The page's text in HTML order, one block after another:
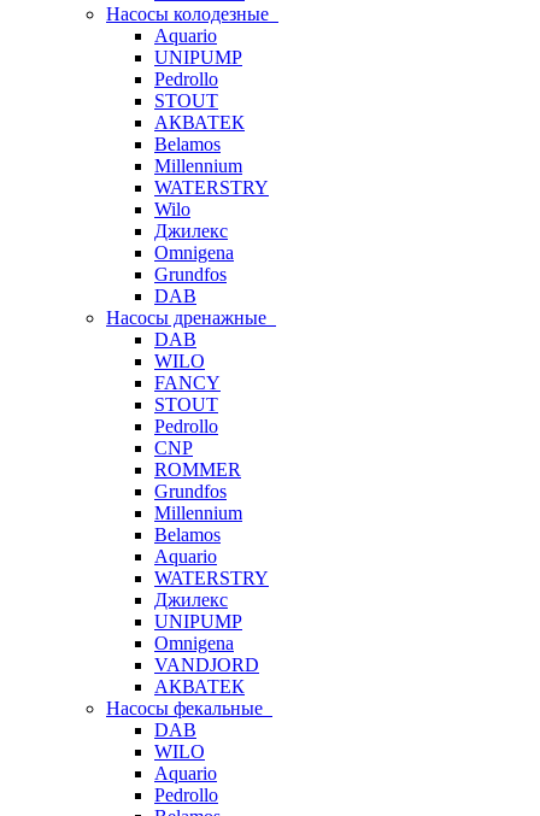
Насосы колодезные
Aquario
UNIPUMP
Pedrollo
STOUT
АКВАТЕК
Belamos
Millennium
WATERSTRY
Wilo
Джилекс
Omnigena
Grundfos
DAB
Насосы дренажные
DAB
WILO
FANCY
STOUT
Pedrollo
CNP
ROMMER
Grundfos
Millennium
Belamos
Aquario
WATERSTRY
Джилекс
UNIPUMP
Omnigena
VANDJORD
АКВАТЕК
Насосы фекальные
DAB
WILO
Aquario
Pedrollo